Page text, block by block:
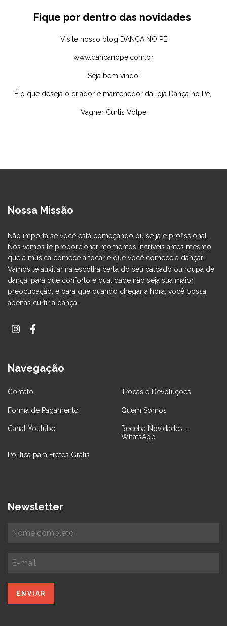
Fique por dentro das novidades
Visite nosso blog DANÇA NO PÉ
www.dancanope.com.br
Seja bem vindo!
É o que deseja o criador e mantenedor da loja Dança no Pé,
Vagner Curtis Volpe
Nossa Missão
Não importa se você está começando ou se já é profissional.
Nós vamos te proporcionar momentos incríveis antes mesmo
que a música comece a tocar e que você comece a dançar.
Vamos te auxiliar na escolha certa do seu calçado ou roupa de
dança, para que conforto e qualidade não seja sua maior
preocupação, e para que quando chegar a hora, você possa
apenas curtir a dança.
Navegação
Contato Trocas e Devoluções
Forma de Pagamento Quem Somos
Canal Youtube
Receba Novidades -
WhatsApp
Política para Fretes Grátis
Newsletter